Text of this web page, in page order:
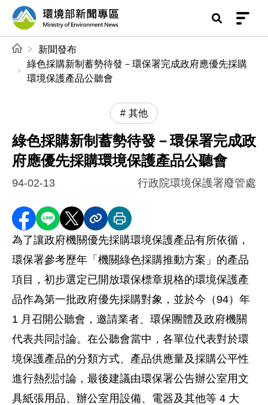
前往中央內容區塊
環境部新聞專區
新聞發布
綠色採購新制蓄勢待發－環保署完成政府應優先採購
環境保護產品公聽會
其他
綠色採購新制蓄勢待發－環保署完成政
府應優先採購環境保護產品公聽會
94-02-13 行政院環境保護署廢管處
分享至 Facebook
分享到 LINE
分享到 X分享內容連結
列印本頁
為了讓政府機關優先採購環境保護產品有所依循，
環保署參考歷年「機關綠色採購推動方案」的產品
項目，初步選定已開放環保標章規格的環境保護產
品作為第一批政府優先採購對象，並於今（94）年
1 月召開公聽會，邀請業者、環保團體及政府機關
代表共同討論。在公聽會當中，各單位代表對於環
境保護產品的分類方式、產品供應量及採購公平性
進行熱烈討論，最後建議由環保署公告辦公室用文
具紙張用品、辦公室用設備、電器及其他等 4 大